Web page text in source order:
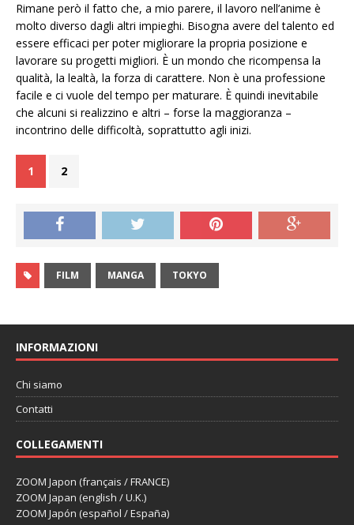
Rimane però il fatto che, a mio parere, il lavoro nell’anime è
molto diverso dagli altri impieghi. Bisogna avere del talento ed
essere efficaci per poter migliorare la propria posizione e
lavorare su progetti migliori. È un mondo che ricompensa la
qualità, la lealtà, la forza di carattere. Non è una professione
facile e ci vuole del tempo per maturare. È quindi inevitabile
che alcuni si realizzino e altri – forse la maggioranza –
incontrino delle difficoltà, soprattutto agli inizi.
1 2
FILM MANGA TOKYO
INFORMAZIONI
Chi siamo
Contatti
COLLEGAMENTI
ZOOM Japon (français / FRANCE)
ZOOM Japan (english / U.K.)
ZOOM Japón (español / España)